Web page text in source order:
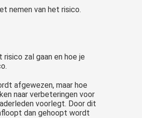
nemen van het risico.
zal gaan en hoe je
afgewezen, maar hoe
naar verbeteringen voor
voorlegt. Door dit
dan gehoopt wordt